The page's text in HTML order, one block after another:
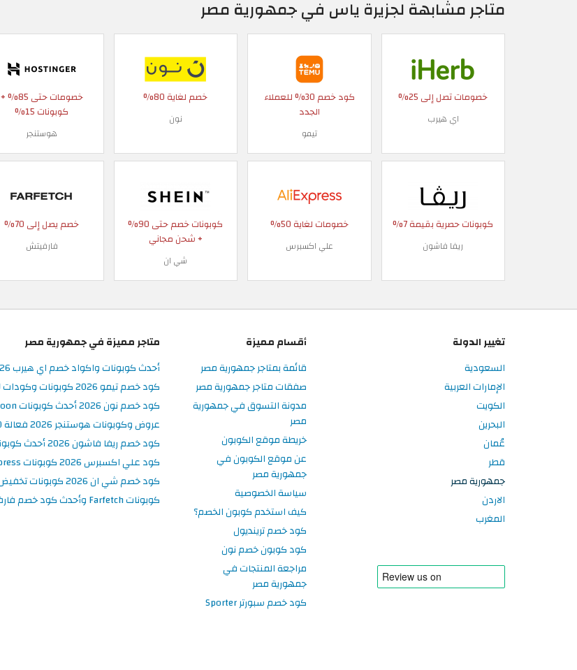
متاجر مشابهة لجزيرة ياس في جمهورية مصر
خصومات تصل إلى 25%
اي هيرب
كود خصم 30% للعملاء
الجدد
تيمو
خصم لغاية 80%
نون
خصومات حتى 85% +
كوبونات 15%
هوستنجر
كوبونات حصرية بقيمة 7%
ريفا فاشون
خصومات لغاية 50%
علي اكسبرس
كوبونات خصم حتى 90%
+ شحن مجاني
شي ان
خصم يصل إلى 70%
فارفيتش
تغيير الدولة
السعودية
الإمارات العربية
الكويت
البحرين
عُمان
قطر
جمهورية مصر
الاردن
المغرب
أقسام مميزة
قائمة بمتاجر جمهورية مصر
صفقات متاجر جمهورية مصر
مدونة التسوق في جمهورية
مصر
خريطة موقع الكوبون
عن موقع الكوبون في
جمهورية مصر
سياسة الخصوصية
كيف استخدم كوبون الخصم؟
كود خصم ترينديول
كود كوبون خصم نون
مراجعة المنتجات في
جمهورية مصر
كود خصم سبورتر Sporter
متاجر مميزة في جمهورية مصر
أحدث كوبونات واكواد خصم اي هيرب 2026 حتى 25% في iHerb مصر
كود خصم تيمو 2026 كوبونات وكودات TEMU حتى 90% على الطلبات
كود خصم نون 2026 أحدث كوبونات Noon حتى 80% على المنتجات
عروض وكوبونات هوستنجر 2026 فعالة 100% في Hostinger مصر
كود خصم ريفا فاشون 2026 أحدث كوبونات Riva مصر حتى 50%
كود علي اكسبرس 2026 كوبونات AliExpress محدثة وفعالة حتى 50%
كود خصم شي ان 2026 كوبونات تخفيض فعالة 100% في SHEIN مصر
كوبونات Farfetch وأحدث كود خصم فارفيتش 2026